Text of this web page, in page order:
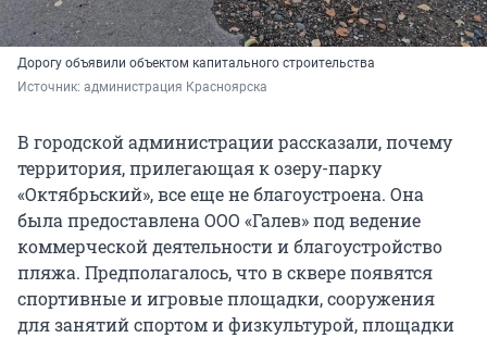
Дорогу объявили объектом капитального строительства
Источник: администрация Красноярска
В городской администрации рассказали, почему
территория, прилегающая к озеру-парку
«Октябрьский», все еще не благоустроена. Она
была предоставлена ООО «Галев» под ведение
коммерческой деятельности и благоустройство
пляжа. Предполагалось, что в сквере появятся
спортивные и игровые площадки, сооружения
для занятий спортом и физкультурой, площадки